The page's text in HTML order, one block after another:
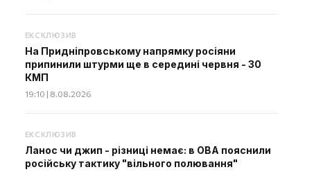
ЕКСКЛЮЗИВ
На Придніпровському напрямку росіяни
припинили штурми ще в середині червня - 30
КМП
19:10 | 8.08.2026
ЕКСКЛЮЗИВ
Ланос чи джип - різниці немає: в ОВА пояснили
російську тактику "вільного полювання"